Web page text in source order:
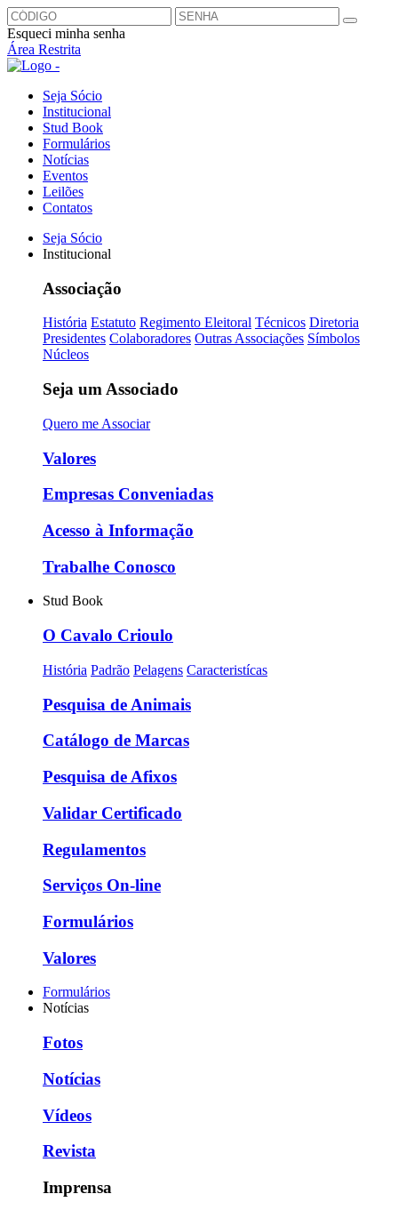
Esqueci minha senha
Área Restrita
Seja Sócio
Institucional
Stud Book
Formulários
Notícias
Eventos
Leilões
Contatos
Seja Sócio
Institucional
Associação
História Estatuto Regimento Eleitoral Técnicos Diretoria
Presidentes Colaboradores Outras Associações Símbolos
Núcleos
Seja um Associado
Quero me Associar
Valores
Empresas Conveniadas
Acesso à Informação
Trabalhe Conosco
Stud Book
O Cavalo Crioulo
História Padrão Pelagens Caracteristícas
Pesquisa de Animais
Catálogo de Marcas
Pesquisa de Afixos
Validar Certificado
Regulamentos
Serviços On-line
Formulários
Valores
Formulários
Notícias
Fotos
Notícias
Vídeos
Revista
Imprensa